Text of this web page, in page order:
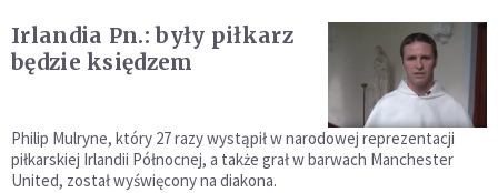
Irlandia Pn.: były piłkarz
będzie księdzem
Philip Mulryne, który 27 razy wystąpił w narodowej reprezentacji
piłkarskiej Irlandii Północnej, a także grał w barwach Manchester
United, został wyświęcony na diakona.